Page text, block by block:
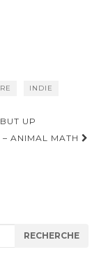
INDIE
UP
– ANIMAL MATH
RECHERCHE